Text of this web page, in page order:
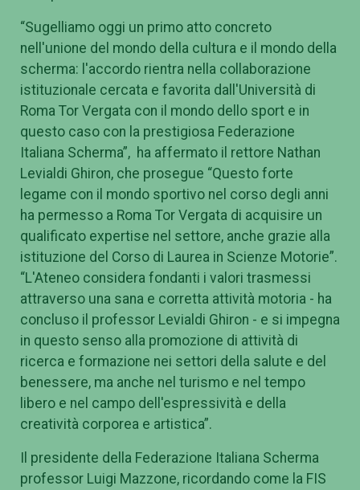
“Sugelliamo oggi un primo atto concreto
nell'unione del mondo della cultura e il mondo della
scherma: l'accordo rientra nella collaborazione
istituzionale cercata e favorita dall'Università di
Roma Tor Vergata con il mondo dello sport e in
questo caso con la prestigiosa Federazione
Italiana Scherma”, ha affermato il rettore Nathan
Levialdi Ghiron, che prosegue “Questo forte
legame con il mondo sportivo nel corso degli anni
ha permesso a Roma Tor Vergata di acquisire un
qualificato expertise nel settore, anche grazie alla
istituzione del Corso di Laurea in Scienze Motorie”.
“L'Ateneo considera fondanti i valori trasmessi
attraverso una sana e corretta attività motoria - ha
concluso il professor Levialdi Ghiron - e si impegna
in questo senso alla promozione di attività di
ricerca e formazione nei settori della salute e del
benessere, ma anche nel turismo e nel tempo
libero e nel campo dell'espressività e della
creatività corporea e artistica”.
Il presidente della Federazione Italiana Scherma
professor Luigi Mazzone, ricordando come la FIS